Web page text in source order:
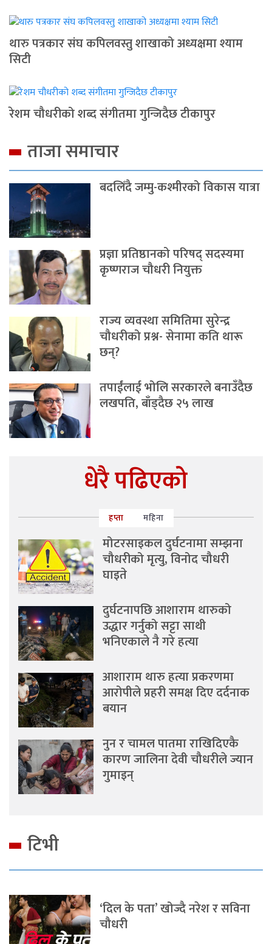
थारु पत्रकार संघ कपिलवस्तु शाखाको अध्यक्षमा श्याम
सिटी
रेशम चौधरीको शब्द संगीतमा गुन्जिदैछ टीकापुर
ताजा समाचार
बदलिँदै जम्मु-कश्मीरको विकास यात्रा
प्रज्ञा प्रतिष्ठानको परिषद् सदस्यमा
कृष्णराज चौधरी नियुक्त
राज्य व्यवस्था समितिमा सुरेन्द्र
चौधरीको प्रश्न- सेनामा कति थारू
छन्?
तपाईंलाई भोलि सरकारले बनाउँदैछ
लखपति, बाँड्दैछ २५ लाख
धेरै पढिएको
हप्ता महिना
मोटरसाइकल दुर्घटनामा सम्झना
चौधरीको मृत्यु, विनोद चौधरी
घाइते
दुर्घटनापछि आशाराम थारुको
उद्धार गर्नुको सट्टा साथी
भनिएकाले नै गरे हत्या
आशाराम थारु हत्या प्रकरणमा
आरोपीले प्रहरी समक्ष दिए दर्दनाक
बयान
नुन र चामल पातमा राखिदिएकै
कारण जालिना देवी चौधरीले ज्यान
गुमाइन्
टिभी
‘दिल के पता’ खोज्दै नरेश र सविना
चौधरी